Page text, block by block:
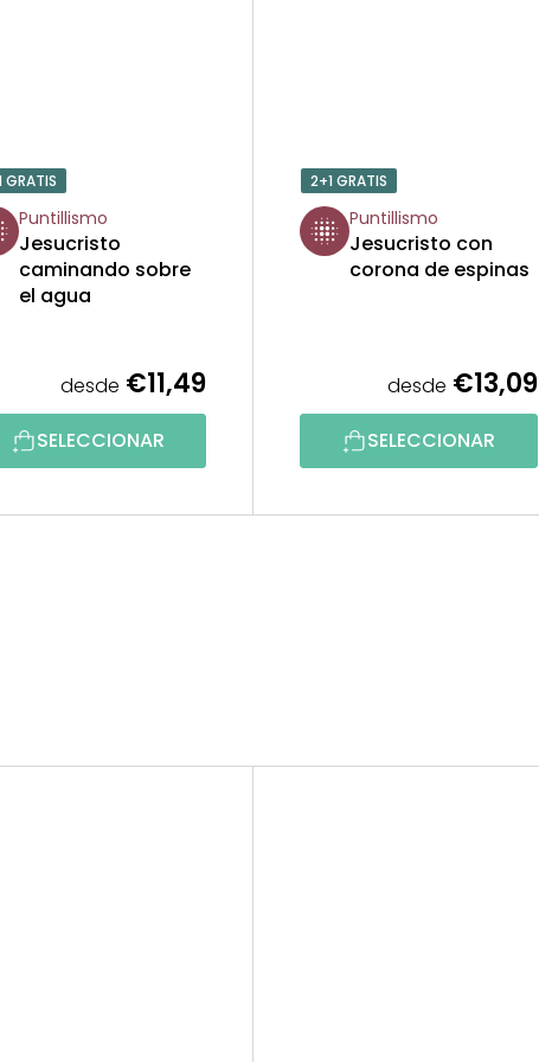
GRATIS
Puntillismo
Jesucristo
caminando sobre
el agua
desde €11,49
SELECCIONAR
2+1 GRATIS
Puntillismo
Jesucristo con
corona de espinas
desde €13,09
SELECCIONAR